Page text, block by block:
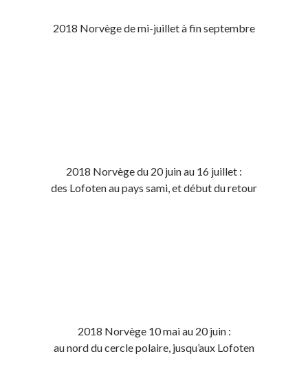
2018 Norvège de mi-juillet à fin septembre
2018 Norvège du 20 juin au 16 juillet :
des Lofoten au pays sami, et début du retour
2018 Norvège 10 mai au 20 juin :
au nord du cercle polaire, jusqu’aux Lofoten